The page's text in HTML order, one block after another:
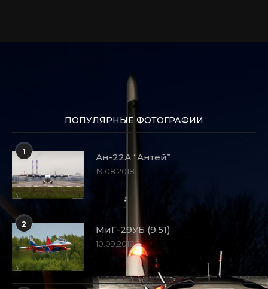
ПОПУЛЯРНЫЕ ФОТОГРАФИИ
1
Ан-22А “Антей”
19.08.2018
2
МиГ-29УБ (9.51)
10.09.2018